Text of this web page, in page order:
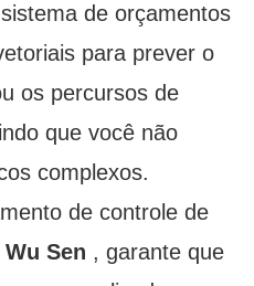
de orçamentos
para prever o
os percursos de
que você não
complexos.
de controle de
Wu Sen , garante que